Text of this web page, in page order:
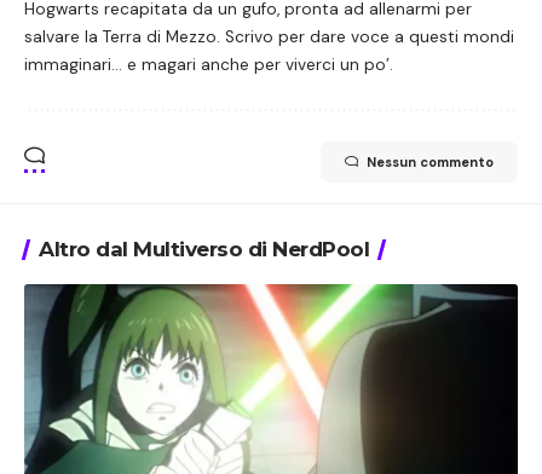
Hogwarts recapitata da un gufo, pronta ad allenarmi per
salvare la Terra di Mezzo. Scrivo per dare voce a questi mondi
immaginari… e magari anche per viverci un po’.
Nessun commento
Altro dal Multiverso di NerdPool